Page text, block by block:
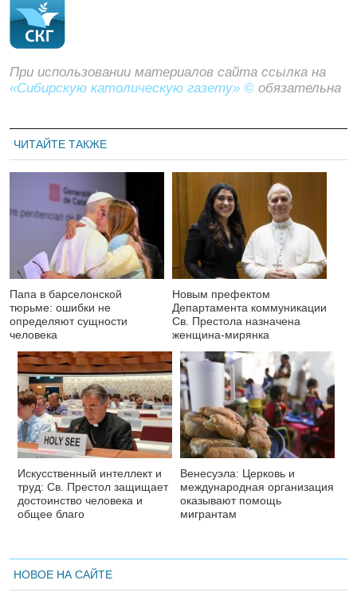
При использовании материалов сайта ссылка на
«Сибирскую католическую газету» © обязательна
ЧИТАЙТЕ ТАКЖЕ
Папа в барселонской
тюрьме: ошибки не
определяют сущности
человека
Новым префектом
Департамента коммуникации
Св. Престола назначена
женщина-мирянка
Искусственный интеллект и
труд: Св. Престол защищает
достоинство человека и
общее благо
Венесуэла: Церковь и
международная организация
оказывают помощь
мигрантам
НОВОЕ НА САЙТЕ